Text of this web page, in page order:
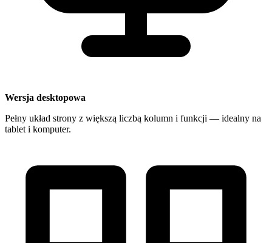
Wersja desktopowa
Pełny układ strony z większą liczbą kolumn i funkcji — idealny na
tablet i komputer.